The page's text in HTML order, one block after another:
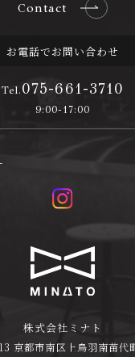
株式会社ミナト
京都市南区上鳥羽南苗代
Contact
お電話でお問い合わせ
Tel.075-661-3710
9:00-17:00